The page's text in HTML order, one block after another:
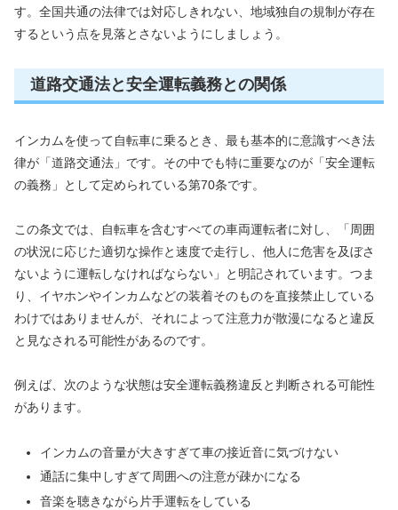
す。全国共通の法律では対応しきれない、地域独自の規制が存在
するという点を見落とさないようにしましょう。
道路交通法と安全運転義務との関係
インカムを使って自転車に乗るとき、最も基本的に意識すべき法
律が「道路交通法」です。その中でも特に重要なのが「安全運転
の義務」として定められている第70条です。
この条文では、自転車を含むすべての車両運転者に対し、「周囲
の状況に応じた適切な操作と速度で走行し、他人に危害を及ぼさ
ないように運転しなければならない」と明記されています。つま
り、イヤホンやインカムなどの装着そのものを直接禁止している
わけではありませんが、それによって注意力が散漫になると違反
と見なされる可能性があるのです。
例えば、次のような状態は安全運転義務違反と判断される可能性
があります。
インカムの音量が大きすぎて車の接近音に気づけない
通話に集中しすぎて周囲への注意が疎かになる
音楽を聴きながら片手運転をしている